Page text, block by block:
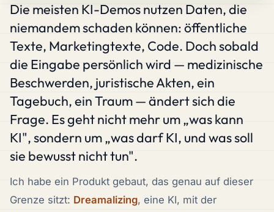
Die meisten KI-Demos nutzen Daten, die
niemandem schaden können: öffentliche
Texte, Marketingtexte, Code. Doch sobald
die Eingabe persönlichwird — medizinische
Beschwerden, juristische Akten, ein
Tagebuch, ein Traum — ändert sich die
Frage. Es geht nicht mehr um „was kann
KI", sondern um „was darf KI, und was soll
sie bewusstnichttun".
Ich habe ein Produkt gebaut, das genau auf dieser
Grenze sitzt: Dreamalizing, eine KI, mit der